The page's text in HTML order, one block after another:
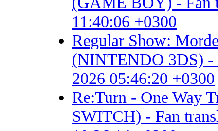
11:40:06 +0300
Regular Show:
(NINTENDO 3DS) -
2026 05:46:20 +0300
Re:Turn - One Way
SWITCH) - Fan